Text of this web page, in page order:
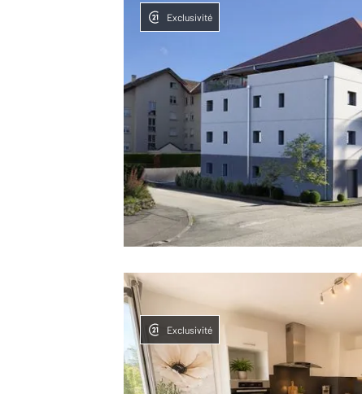
Exclusivité
Exclusivité